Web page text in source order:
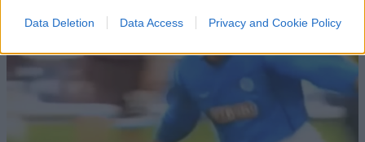
Data Deletion Data Access Privacy and Cookie Policy